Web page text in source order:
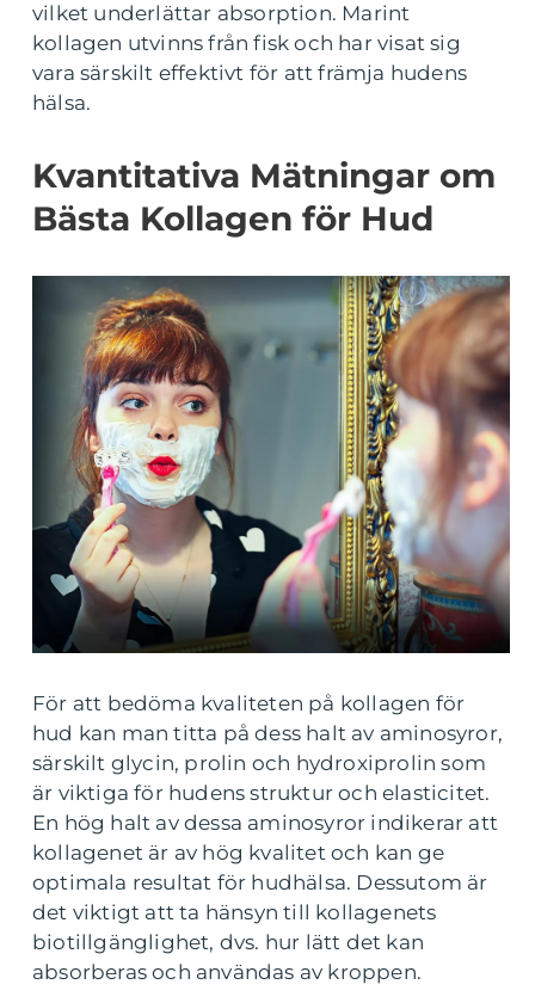
vilket underlättar absorption. Marint
kollagen utvinns från fisk och har visat sig
vara särskilt effektivt för att främja hudens
hälsa.
Kvantitativa Mätningar om
Bästa Kollagen för Hud
För att bedöma kvaliteten på kollagen för
hud kan man titta på dess halt av aminosyror,
särskilt glycin, prolin och hydroxiprolin som
är viktiga för hudens struktur och elasticitet.
En hög halt av dessa aminosyror indikerar att
kollagenet är av hög kvalitet och kan ge
optimala resultat för hudhälsa. Dessutom är
det viktigt att ta hänsyn till kollagenets
biotillgänglighet, dvs. hur lätt det kan
absorberas och användas av kroppen.